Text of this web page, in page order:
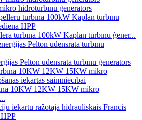
hidroturbīnu ģenerators
turbīna 100kW Kaplan turbīnu ģener...
Pelton ūdensrata turbīnu ģenerators
10KW 12KW 15KW mikro